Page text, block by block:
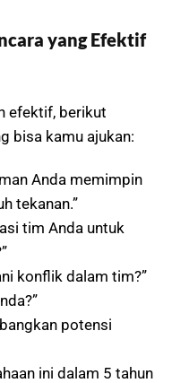
yang Efektif
efektif, berikut
bisa kamu ajukan:
Anda memimpin
tekanan.”
tim Anda untuk
konflik dalam tim?”
potensi
ini dalam 5 tahun